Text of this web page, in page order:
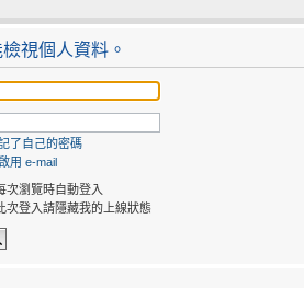
視個人資料。
了自己的密碼
用 e-mail
次瀏覽時自動登入
次登入請隱藏我的上線狀態